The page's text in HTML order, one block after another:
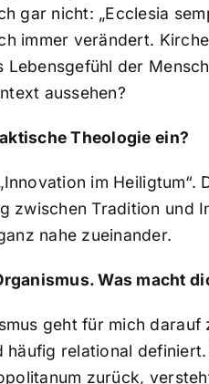
gar nicht: „Ecclesia
immer verändert.
der
aussehen?
Theologie ein?
im Heiligtum“.
zwischen Tradition und
nahe zueinander.
Was macht
geht für mich
relational
zurück,